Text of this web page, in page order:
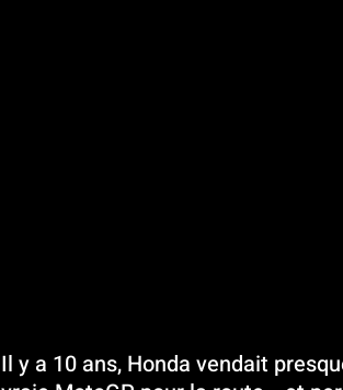
Il y a 10 ans, Honda vendait